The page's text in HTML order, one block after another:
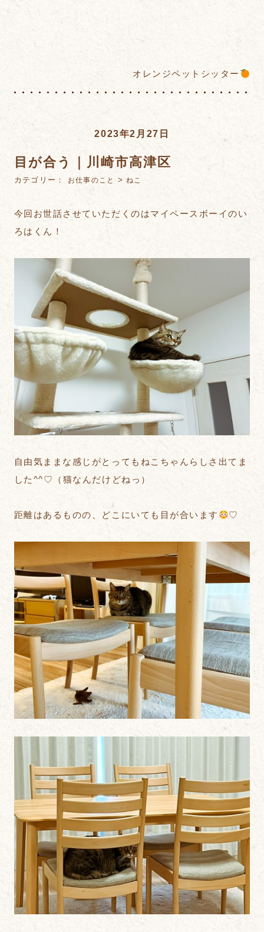
オレンジペットシッター
2023年2月27日
目が合う｜川崎市高津区
カテゴリー： お仕事のこと >ねこ
今回お世話させていただくのはマイペースボーイのい
ろはくん！
自由気ままな感じがとってもねこちゃんらしさ出てま
した^^♡（猫なんだけどねっ）
距離はあるものの、どこにいても目が合います ♡